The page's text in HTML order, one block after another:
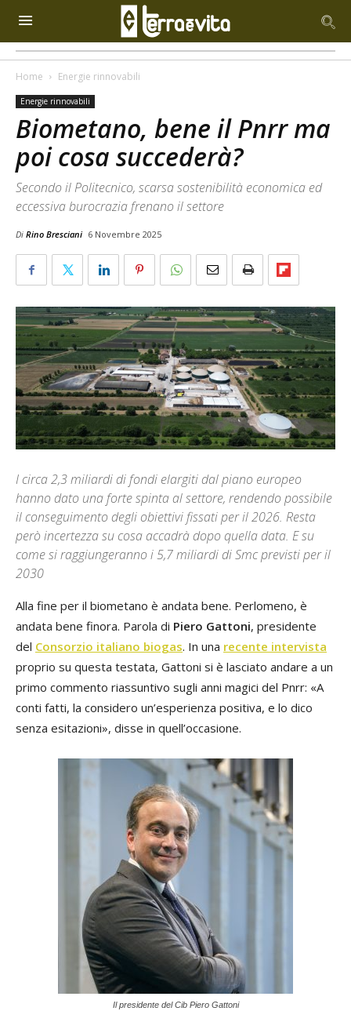
Home Energie rinnovabili
Energie rinnovabili
Biometano, bene il Pnrr ma
poi cosa succederà?
Secondo il Politecnico, scarsa sostenibilità economica ed
eccessiva burocrazia frenano il settore
Di Rino Bresciani 6 Novembre 2025
I circa 2,3 miliardi di fondi elargiti dal piano europeo
hanno dato una forte spinta al settore, rendendo possibile
il conseguimento degli obiettivi fissati per il 2026. Resta
però incertezza su cosa accadrà dopo quella data. E su
come si raggiungeranno i 5,7 miliardi di Smc previsti per il
2030
Alla fine per il biometano è andata bene. Perlomeno, è
andata bene finora. Parola di Piero Gattoni, presidente
del Consorzio italiano biogas. In una recente intervista
proprio su questa testata, Gattoni si è lasciato andare a un
primo commento riassuntivo sugli anni magici del Pnrr: «A
conti fatti, la considero un’esperienza positiva, e lo dico
senza esitazioni», disse in quell’occasione.
Il presidente del Cib Piero Gattoni